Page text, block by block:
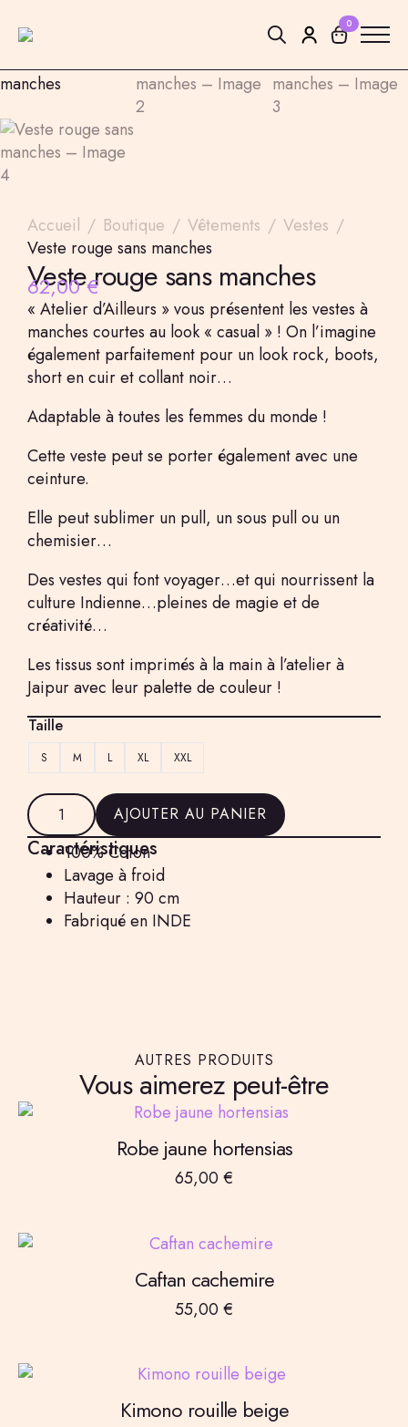
Search
for:
0
Accueil Boutique Vêtements
Vestes
Veste rouge sans manches
Veste rouge sans manches
62,00€
« Atelier d’Ailleurs » vous présentent les vestes à
manches courtes au look « casual » ! On l’imagine
également parfaitement pour un look rock, boots,
short en cuir et collant noir…
Adaptable à toutes les femmes du monde !
Cette veste peut se porter également avec une
ceinture.
Elle peut sublimer un pull, un sous pull ou un
chemisier…
Des vestes qui font voyager…et qui nourrissent la
culture Indienne…pleines de magie et de
créativité…
Les tissus sont imprimés à la main à l’atelier à
Jaipur avec leur palette de couleur !
Taille
S M L XL XXL
quantité
de
Veste
rouge
sans
manches
AJOUTER AU PANIER
Caractéristiques
100% Coton
Lavage à froid
Hauteur : 90 cm
Fabriqué en INDE
AUTRES PRODUITS
Vous aimerez peut-être
Robe jaune hortensias
65,00 €
Caftan cachemire
55,00 €
Kimono rouille beige